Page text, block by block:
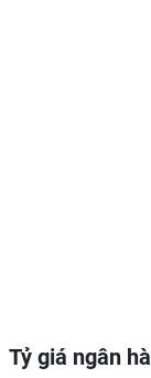
Tỷ giá ngân